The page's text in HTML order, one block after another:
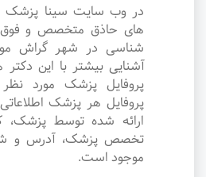
در وب سایت سینا پزشک
های حاذق متخصص و
شناسی در شهر گراش
آشنایی بیشتر با این دکتر
پروفایل پزشک مورد
پروفایل هر پزشک
ارائه شده توسط پزشک،
تخصص پزشک، آدرس و
موجود است.